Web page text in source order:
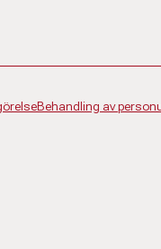
Behandling av